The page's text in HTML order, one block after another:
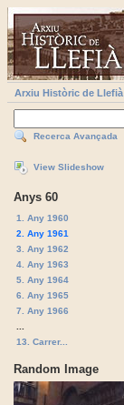
Arxiu Històric de Llefià
Recerca Avançada
View Slideshow
Anys 60
1. Any 1960
2. Any 1961
3. Any 1962
4. Any 1963
5. Any 1964
6. Any 1965
7. Any 1966
13. Carrer...
Random Image